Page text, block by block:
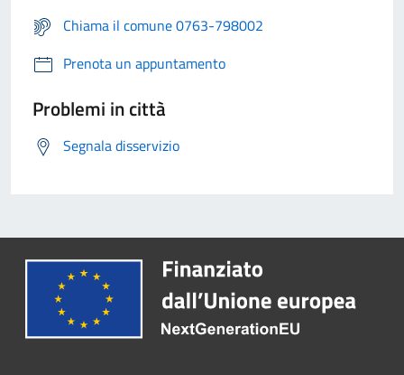
Chiama il comune 0763-798002
Prenota un appuntamento
Problemi in città
Segnala disservizio